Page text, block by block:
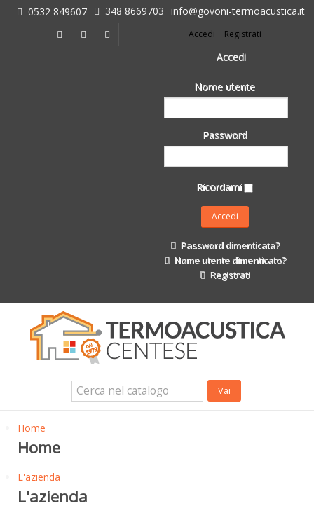
0532 849607 348 8669703 info@govoni-termoacustica.it
Accedi Registrati
Accedi
Nome utente
Password
Ricordami
Password dimenticata?
Nome utente dimenticato?
Registrati
L'azienda
Chi siamo
Fasi della Ricostruzione Post Terremoto
Impermeabilizzanti per l'edilizia
Isolanti Termici, cartongesso e sistemi a secco
Impermeabilizzanti per l'edilizia
Isolanti Termici, cartongesso e sistemi a secco
Isolanti Acustici
Porte e Finestre
Home
Home
L'azienda
L'azienda